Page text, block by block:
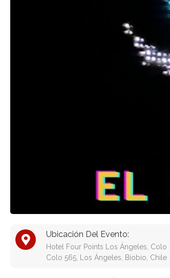
Ubicación Del Evento:
Hotel Four Points Los Ángeles, Colo
Colo 565, Los Ángeles, Bíobio, Chile